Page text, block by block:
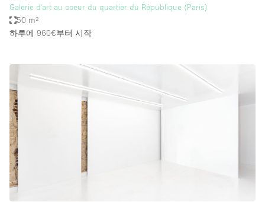
Galerie d'art au coeur du quartier du République (Paris)
50 m²
하루에 960€부터 시작